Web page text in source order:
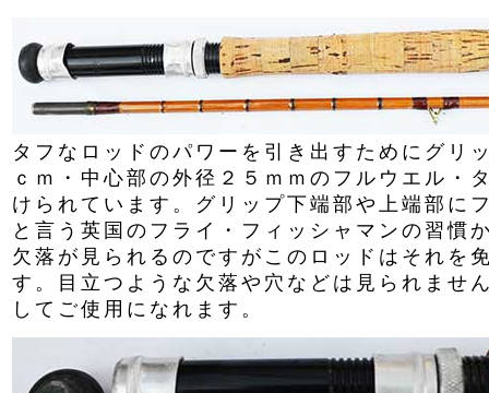
タフなロッドのパワーを引き出すためにグリ
ｃｍ・中心部の外径２５ｍｍのフルウエル・
けられています。グリップ下端部や上端部に
と言う英国のフライ・フィッシャマンの習慣
欠落が見られるのですがこのロッドはそれを
す。目立つような欠落や穴などは見られませ
してご使用になれます。